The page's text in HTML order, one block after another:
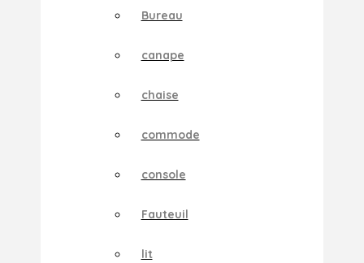
Bureau
canape
chaise
commode
console
Fauteuil
lit